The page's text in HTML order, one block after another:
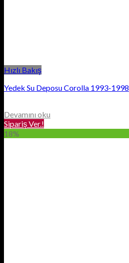
Hızlı Bakış
Yedek Su Deposu Corolla 1993-1998
Devamını oku
Sipariş Ver.!
18%